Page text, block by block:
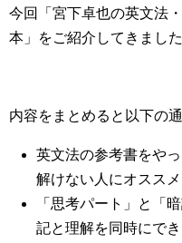
今回「宮下卓也の英文法
本」をご紹介してきました
内容をまとめると以下の通
英文法の参考書をや
解けない人にオススメ
「思考パート」と「
記と理解を同時にでき